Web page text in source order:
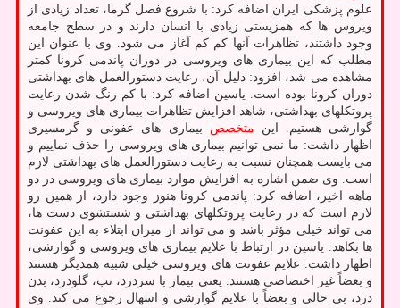
علوم پزشکی ایران اضافه کرد: با شروع فصل گرما، تعداد زیادی از
ویروس ها که همزیستی زیادی با انسان دارند و در سطح جامعه
وجود داشتند، تظاهرات آنها کم کم آغاز می شود. وی با عنوان این
مطلب که این بیماری های ویروسی در دوران پاندمی کرونا کمتر
مشاهده می شد، افزود: دلیل آن، رعایت دستورالعمل های بهداشتی
دوران کرونا بوده است. یاسین اضافه کرد: با کم رنگ شدن رعایت
پروتکلهای بهداشتی، شاهد افزایش تظاهرات بیماری های ویروسی و
گوارشی هستیم. این متخصص بیماری های عفونی و گرمسیری
اظهار داشت: ما نمی توانیم بیماری های ویروسی را حذف نماییم و
می بایست همچنان نسبت به رعایت دستورالعمل های بهداشتی لازم
است. وی ضمن اشاره به افزایش موارد بیماری های ویروسی در دو
ماهه اخیر، اضافه کرد: پاندمی کرونا هنوز وجود دارد، از همین رو
لازم است که در رعایت پروتکلهای بهداشتی و شستشوی دست ها،
می تواند خیلی مؤثر باشد و می تواند از میزان ابتلاء به این عفونت
ها بکاهد. یاسین در ارتباط با علایم بیماری های ویروسی و گوارشی،
اظهار داشت: علایم عفونت های ویروسی خیلی شبیه همدیگر هستند
و بعضاً غیر اختصاصی هستند. یعنی بیمار با سردرد، تب، گلودرد، بدن
درد، بی حالی و بعضاً با علایم گوارشی و اسهال رجوع می کند. وی